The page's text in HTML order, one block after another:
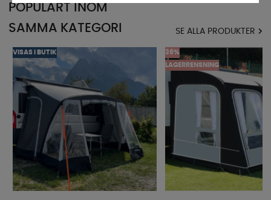
POPULÄRT INOM
SAMMA KATEGORI
SE ALLA PRODUKTER
VISAS I BUTIK
36%
LAGERRENSNING